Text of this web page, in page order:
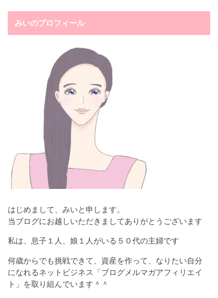
みいのプロフィール
はじめまして、みいと申します。
当ブログにお越しいただきましてありがとうございます
私は、息子１人、娘１人がいる５０代の主婦です
何歳からでも挑戦できて、資産を作って、なりたい自分
になれるネットビジネス「ブログメルマガアフィリエイ
ト」を取り組んでいます＾＾